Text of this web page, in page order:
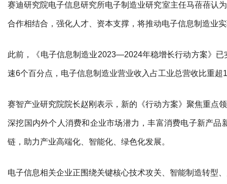
赛迪研究院电子信息研究所电子制造业研究室主任马蓓蓓认
合作相结合，强化人才、资本支撑，将推动电子信息制造业
此前，《电子信息制造业2023—2024年稳增长行动方案》
速6个百分点，电子信息制造业营业收入占工业总营收比重超
赛智产业研究院院长赵刚表示，新的《行动方案》聚焦重点
深挖国内外个人消费和企业市场潜力，丰富消费电子新产
链，助力产业高端化、智能化、绿色化发展。
电子信息相关企业正围绕关键核心技术攻关、智能制造转型